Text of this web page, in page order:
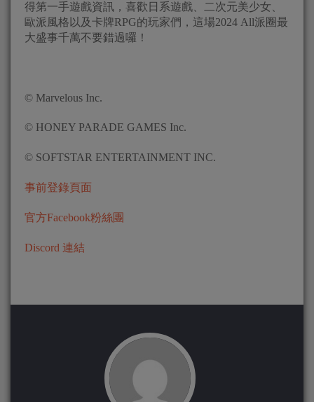
得第一手遊戲資訊，喜歡日系遊戲、二次元美少女、
歐派風格以及卡牌RPG的玩家們，這場2024 All派圈最
大盛事千萬不要錯過囉！
© Marvelous Inc.
© HONEY PARADE GAMES Inc.
© SOFTSTAR ENTERTAINMENT INC.
事前登錄頁面
官方Facebook粉絲團
Discord 連結